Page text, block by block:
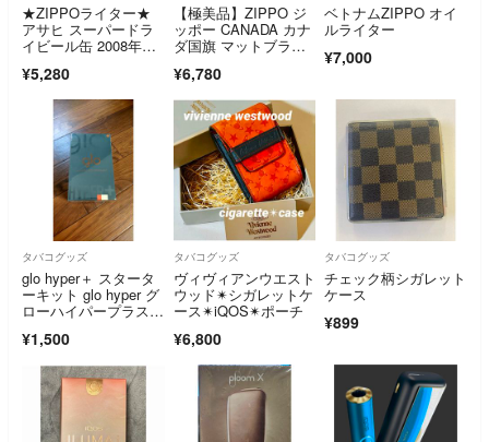
★ZIPPOライター★
アサヒ スーパードラ
イビール缶 2008年
¥5,280
【極美品】ZIPPO ジ
ッポー CANADA カナ
ダ国旗 マットブラッ
¥6,780
ベトナムZIPPO オイ
ルライター
¥7,000
タバコグッズ
glo hyper＋ スタータ
ーキット glo hyper グ
ローハイパープラス H
ロー
¥1,500
タバコグッズ
ヴィヴィアンウエスト
ウッド✴︎シガレットケ
ース✴︎iQOS✴︎ポーチ
¥6,800
タバコグッズ
チェック柄シガレット
ケース
¥899